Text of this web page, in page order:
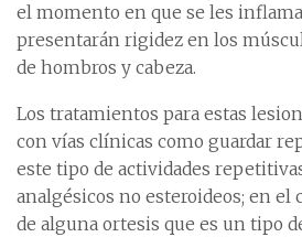
el momento en que se les
presentarán rigidez en los
de hombros y cabeza.
Los tratamientos para estas
con vías clínicas como guardar
este tipo de actividades
analgésicos no esteroideos; en el
de alguna ortesis que es un tipo